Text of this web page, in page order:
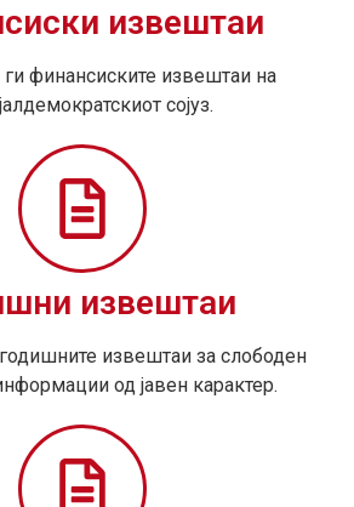
извештаи
ги финансиските извештаи на
сојуз.
извештаи
годишните извештаи за слободен
од јавен карактер.